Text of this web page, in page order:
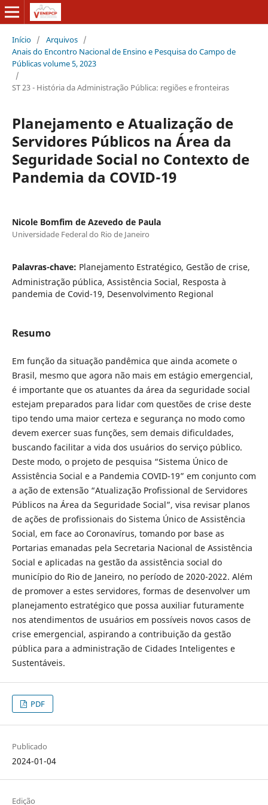
Início / Arquivos /
Anais do Encontro Nacional de Ensino e Pesquisa do Campo de
Públicas volume 5, 2023
/
ST 23 - História da Administração Pública: regiões e fronteiras
Planejamento e Atualização de
Servidores Públicos na Área da
Seguridade Social no Contexto de
Pandemia da COVID-19
Nicole Bomfim de Azevedo de Paula
Universidade Federal do Rio de Janeiro
Palavras-chave: Planejamento Estratégico, Gestão de crise,
Administração pública, Assistência Social, Resposta à
pandemia de Covid-19, Desenvolvimento Regional
Resumo
Em função da situação pandêmica que ainda acomete o
Brasil, mesmo que agora não mais em estágio emergencial,
é importante que os atuantes da área da seguridade social
estejam preparados para lidar com questões de crise deste
tipo tendo uma maior certeza e segurança no modo como
devem exercer suas funções, sem demais dificuldades,
buscando facilitar a vida dos usuários do serviço público.
Deste modo, o projeto de pesquisa “Sistema Único de
Assistência Social e a Pandemia COVID-19” em conjunto com
a ação de extensão “Atualização Profissional de Servidores
Públicos na Área da Seguridade Social”, visa revisar planos
de ações de profissionais do Sistema Único de Assistência
Social, em face ao Coronavírus, tomando por base as
Portarias emanadas pela Secretaria Nacional de Assistência
Social e aplicadas na gestão da assistência social do
município do Rio de Janeiro, no período de 2020-2022. Além
de promover a estes servidores, formas de desenvolver um
planejamento estratégico que possa auxiliar futuramente
nos atendimentos de usuários em possíveis novos casos de
crise emergencial, aspirando a contribuição da gestão
pública para a administração de Cidades Inteligentes e
Sustentáveis.
PDF
Publicado
2024-01-04
Edição